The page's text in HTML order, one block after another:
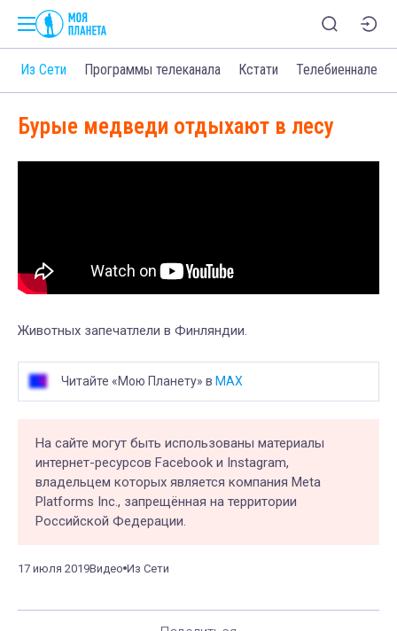
Из Сети Программы телеканала Кстати Телебиеннале
Бурые медведи отдыхают в лесу
Животных запечатлели в Финляндии.
Читайте «Мою Планету» в MAX
На сайте могут быть использованы материалы
интернет-ресурсов Facebook и Instagram,
владельцем которых является компания Meta
Platforms Inc., запрещённая на территории
Российской Федерации.
17 июля 2019Видео Из Сети